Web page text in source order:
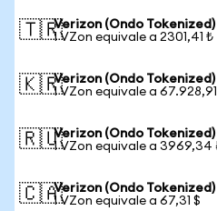
🇹🇷Verizon (Ondo
1 VZon equivale a 2301,41 ₺
🇰🇷Verizon (Ondo
1 VZon equivale a
🇷🇺Verizon (Ondo Tokenized)
1 VZon equivale a 3969,34
🇨🇦Verizon (Ondo
1 VZon equivale a 67,31 $